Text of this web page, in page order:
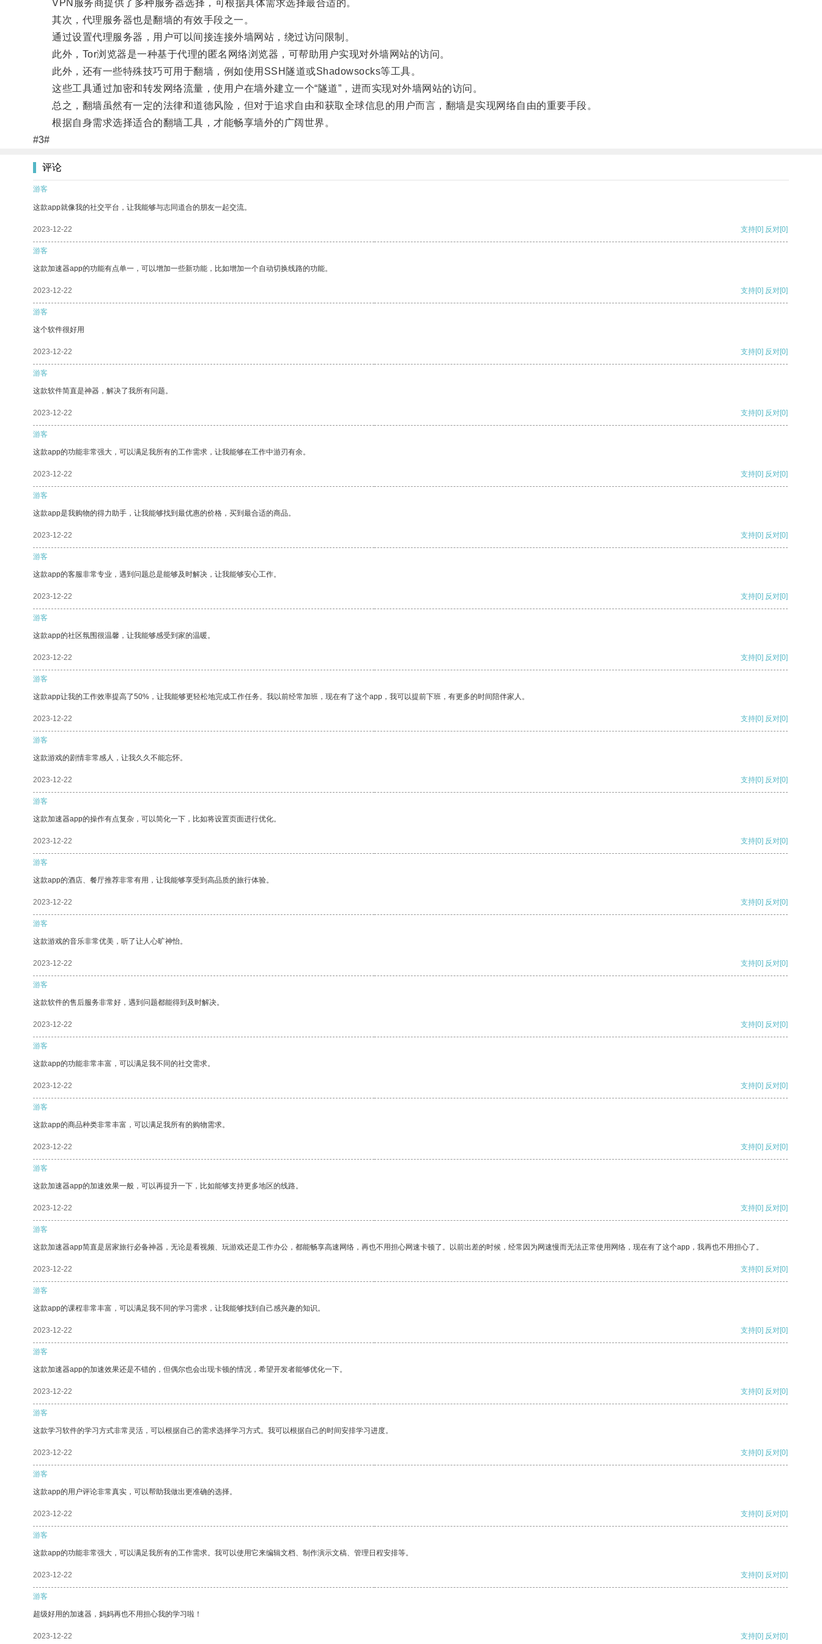
VPN服务商提供了多种服务器选择，可根据具体需求选择最合适的。
其次，代理服务器也是翻墙的有效手段之一。
通过设置代理服务器，用户可以间接连接外墙网站，绕过访问限制。
此外，Tor浏览器是一种基于代理的匿名网络浏览器，可帮助用户实现对外墙网站的访问。
此外，还有一些特殊技巧可用于翻墙，例如使用SSH隧道或Shadowsocks等工具。
这些工具通过加密和转发网络流量，使用户在墙外建立一个“隧道”，进而实现对外墙网站的访问。
总之，翻墙虽然有一定的法律和道德风险，但对于追求自由和获取全球信息的用户而言，翻墙是实现网络自由的重要手段。
根据自身需求选择适合的翻墙工具，才能畅享墙外的广阔世界。
#3#
评论
游客
这款app就像我的社交平台，让我能够与志同道合的朋友一起交流。
2023-12-22 支持[0] 反对[0]
游客
这款加速器app的功能有点单一，可以增加一些新功能，比如增加一个自动切换线路的功能。
2023-12-22 支持[0] 反对[0]
游客
这个软件很好用
2023-12-22 支持[0] 反对[0]
游客
这款软件简直是神器，解决了我所有问题。
2023-12-22 支持[0] 反对[0]
游客
这款app的功能非常强大，可以满足我所有的工作需求，让我能够在工作中游刃有余。
2023-12-22 支持[0] 反对[0]
游客
这款app是我购物的得力助手，让我能够找到最优惠的价格，买到最合适的商品。
2023-12-22 支持[0] 反对[0]
游客
这款app的客服非常专业，遇到问题总是能够及时解决，让我能够安心工作。
2023-12-22 支持[0] 反对[0]
游客
这款app的社区氛围很温馨，让我能够感受到家的温暖。
2023-12-22 支持[0] 反对[0]
游客
这款app让我的工作效率提高了50%，让我能够更轻松地完成工作任务。我以前经常加班，现在有了这个app，我可以提前下班，有更多的时间陪伴家人。
2023-12-22 支持[0] 反对[0]
游客
这款游戏的剧情非常感人，让我久久不能忘怀。
2023-12-22 支持[0] 反对[0]
游客
这款加速器app的操作有点复杂，可以简化一下，比如将设置页面进行优化。
2023-12-22 支持[0] 反对[0]
游客
这款app的酒店、餐厅推荐非常有用，让我能够享受到高品质的旅行体验。
2023-12-22 支持[0] 反对[0]
游客
这款游戏的音乐非常优美，听了让人心旷神怡。
2023-12-22 支持[0] 反对[0]
游客
这款软件的售后服务非常好，遇到问题都能得到及时解决。
2023-12-22 支持[0] 反对[0]
游客
这款app的功能非常丰富，可以满足我不同的社交需求。
2023-12-22 支持[0] 反对[0]
游客
这款app的商品种类非常丰富，可以满足我所有的购物需求。
2023-12-22 支持[0] 反对[0]
游客
这款加速器app的加速效果一般，可以再提升一下，比如能够支持更多地区的线路。
2023-12-22 支持[0] 反对[0]
游客
这款加速器app简直是居家旅行必备神器，无论是看视频、玩游戏还是工作办公，都能畅享高速网络，再也不用担心网速卡顿了。以前出差的时候，经常因为网速慢而无法正常使用网络，现在有了这个app，我再也不用担心了。
2023-12-22 支持[0] 反对[0]
游客
这款app的课程非常丰富，可以满足我不同的学习需求，让我能够找到自己感兴趣的知识。
2023-12-22 支持[0] 反对[0]
游客
这款加速器app的加速效果还是不错的，但偶尔也会出现卡顿的情况，希望开发者能够优化一下。
2023-12-22 支持[0] 反对[0]
游客
这款学习软件的学习方式非常灵活，可以根据自己的需求选择学习方式。我可以根据自己的时间安排学习进度。
2023-12-22 支持[0] 反对[0]
游客
这款app的用户评论非常真实，可以帮助我做出更准确的选择。
2023-12-22 支持[0] 反对[0]
游客
这款app的功能非常强大，可以满足我所有的工作需求。我可以使用它来编辑文档、制作演示文稿、管理日程安排等。
2023-12-22 支持[0] 反对[0]
游客
超级好用的加速器，妈妈再也不用担心我的学习啦！
2023-12-22 支持[0] 反对[0]